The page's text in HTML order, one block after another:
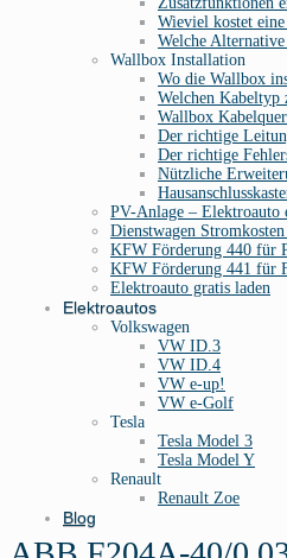
Wieviel kostet
Welche
Wallbox Installation
Wo die Wallbox
Welchen
Wallbox
Der richtige
Der richtige
Nützliche
PV-Anlage – Elektroauto
Dienstwagen
KFW Förderung 440 für
KFW Förderung 441 für
Elektroauto gratis laden
Elektroautos
Volkswagen
VW ID.3
VW ID.4
VW e-up!
VW e-Golf
Tesla
Tesla Model 3
Tesla Model Y
Renault
Renault Zoe
Blog